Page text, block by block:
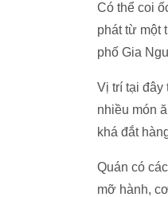
Có thể coi
phát từ một
phố Gia
Vị trí tại đây
nhiều món
khá đắt
Quán có
mỡ hành,